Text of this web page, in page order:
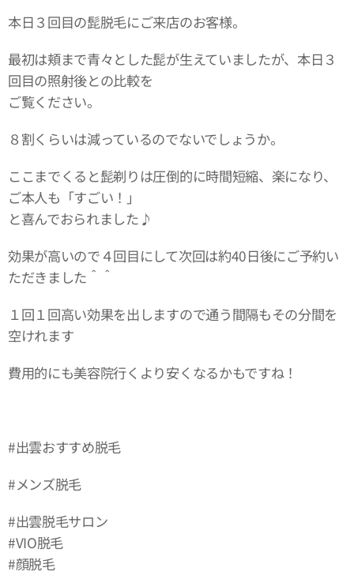
本日３回目の髭脱毛にご来店のお客様。
最初は頬まで青々とした髭が生えていましたが、本日３
回目の照射後との比較を
ご覧ください。
８割くらいは減っているのでないでしょうか。
ここまでくると髭剃りは圧倒的に時間短縮、楽になり、
ご本人も「すごい！」
と喜んでおられました♪
効果が高いので４回目にして次回は約40日後にご予約い
ただきました＾＾
１回１回高い効果を出しますので通う間隔もその分間を
空けれます
費用的にも美容院行くより安くなるかもですね！
#出雲おすすめ脱毛
#メンズ脱毛
#出雲脱毛サロン
#VIO脱毛
#顔脱毛